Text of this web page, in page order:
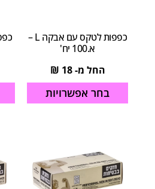
כפפות לטקס עם אבקה L –
א.100 יח'
החל מ-18
₪
בחר אפשרויות